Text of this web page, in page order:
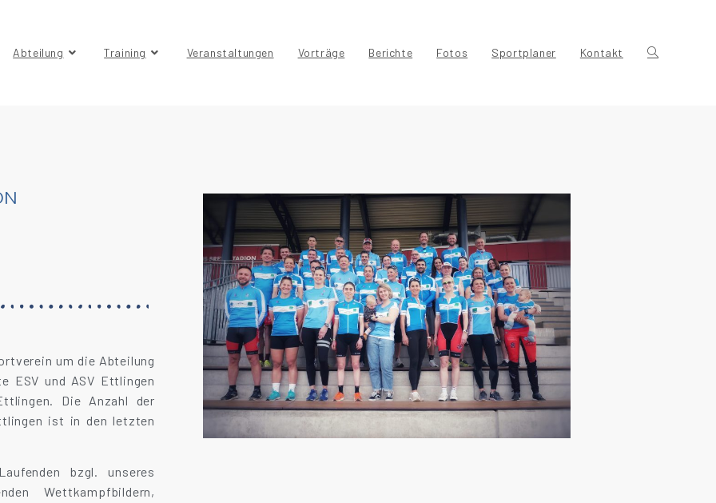
Abteilung Training Veranstaltungen Vorträge Berichte Fotos Sportplaner Kontakt
um die Abteilung
ESV und ASV Ettlingen
Die Anzahl der
ist in den letzten
bzgl. unseres
Wettkampfbildern,